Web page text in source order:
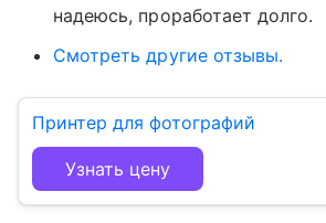
надеюсь, проработает долго.
Смотреть другие отзывы.
Принтер для фотографий
Узнать цену